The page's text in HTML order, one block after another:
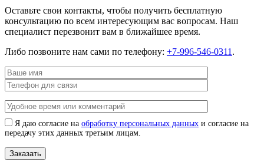
Оставьте свои контакты, чтобы получить бесплатную
консультацию по всем интересующим вас вопросам. Наш
специалист перезвонит вам в ближайшее время.
Либо позвоните нам сами по телефону: +7-996-546-0311 .
Я даю согласие на обработку персональных данных и согласие на
передачу этих данных третьим лицам.